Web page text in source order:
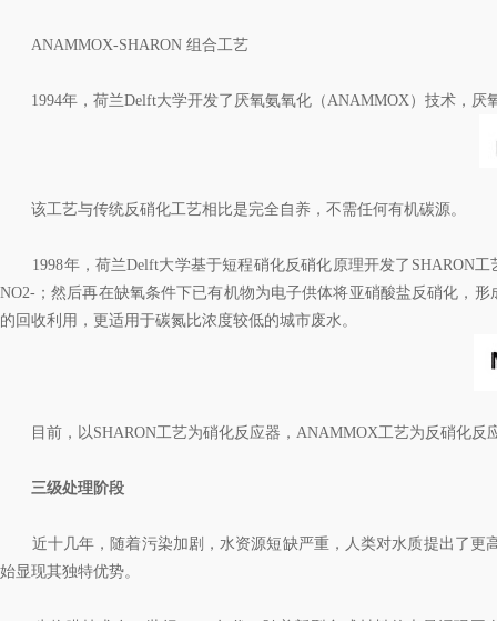
ANAMMOX-SHARON 组合工艺
1994年，荷兰Delft大学开发了厌氧氨氧化（ANAMMOX）技术，厌
该工艺与传统反硝化工艺相比是完全自养，不需任何有机碳源。
1998年，荷兰Delft大学基于短程硝化反硝化原理开发了SHARON工
NO2-；然后再在缺氧条件下已有机物为电子供体将亚硝酸盐反硝化，
的回收利用，更适用于碳氮比浓度较低的城市废水。
目前，以SHARON工艺为硝化反应器，ANAMMOX工艺为反硝化反
三级处理阶段
近十几年，随着污染加剧，水资源短缺严重，人类对水质提出了更
始显现其独特优势。